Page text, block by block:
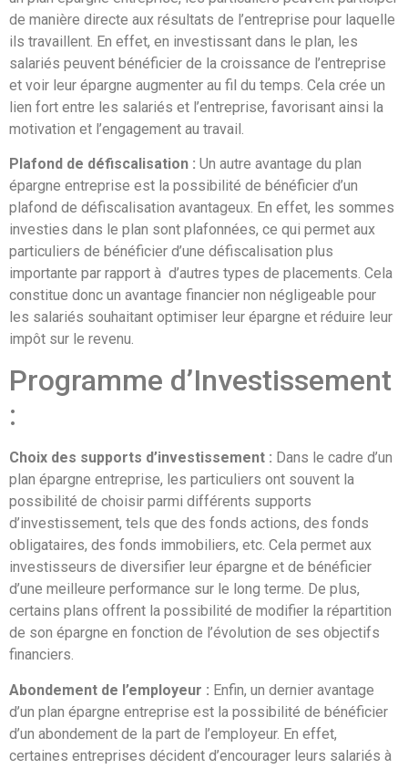
de manière directe aux résultats de l’entreprise pour laquelle
ils travaillent. En effet, en investissant dans le plan, les
salariés peuvent bénéficier de la croissance de l’entreprise
et voir leur épargne augmenter au fil du temps. Cela crée un
lien fort entre les salariés et l’entreprise, favorisant ainsi la
motivation et l’engagement au travail.
Plafond de défiscalisation : Un autre avantage du plan
épargne entreprise est la possibilité de bénéficier d’un
plafond de défiscalisation avantageux. En effet, les sommes
investies dans le plan sont plafonnées, ce qui permet aux
particuliers de bénéficier d’une défiscalisation plus
importante par rapport à d’autres types de placements. Cela
constitue donc un avantage financier non négligeable pour
les salariés souhaitant optimiser leur épargne et réduire leur
impôt sur le revenu.
Programme d’Investissement
:
Choix des supports d’investissement : Dans le cadre d’un
plan épargne entreprise, les particuliers ont souvent la
possibilité de choisir parmi différents supports
d’investissement, tels que des fonds actions, des fonds
obligataires, des fonds immobiliers, etc. Cela permet aux
investisseurs de diversifier leur épargne et de bénéficier
d’une meilleure performance sur le long terme. De plus,
certains plans offrent la possibilité de modifier la répartition
de son épargne en fonction de l’évolution de ses objectifs
financiers.
Abondement de l’employeur : Enfin, un dernier avantage
d’un plan épargne entreprise est la possibilité de bénéficier
d’un abondement de la part de l’employeur. En effet,
certaines entreprises décident d’encourager leurs salariés à